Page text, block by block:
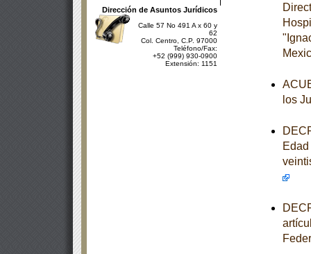
Dirección de Asuntos Jurídicos
Calle 57 No 491 A x 60 y
62
Col. Centro, C.P. 97000
Teléfono/Fax:
+52 (999) 930-0900
Extensión: 1151
los